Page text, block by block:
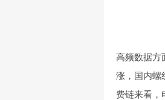
高频数据方
涨，国内螺
费链来看，